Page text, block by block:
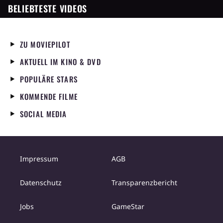
BELIEBTESTE VIDEOS
ZU MOVIEPILOT
AKTUELL IM KINO & DVD
POPULÄRE STARS
KOMMENDE FILME
SOCIAL MEDIA
Impressum AGB
Datenschutz Transparenzbericht
Jobs GameStar